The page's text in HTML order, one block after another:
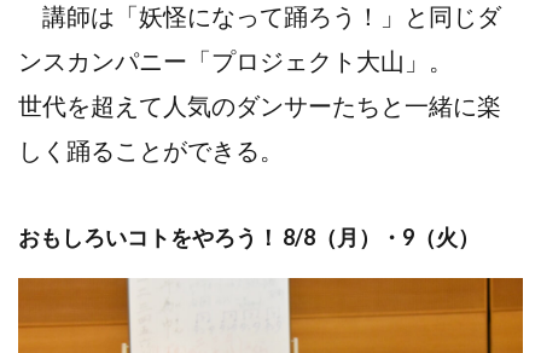
講師は「妖怪になって踊ろう！」と同じダ
ンスカンパニー「プロジェクト大山」。
世代を超えて人気のダンサーたちと一緒に楽
しく踊ることができる。
おもしろいコトをやろう！ 8/8（月）・9（火）